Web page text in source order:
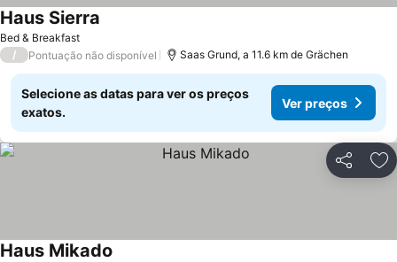
Bed & Breakfast
Haus Sierra
/ Pontuação não disponível Saas Grund, a 11.6 km de Grächen
Selecione as datas para ver os preços
exatos.
Ver preços
Partilhar
Haus Mikado